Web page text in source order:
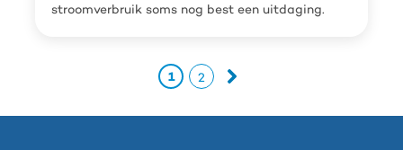
stroomverbruik soms nog best een uitdaging.
1 2